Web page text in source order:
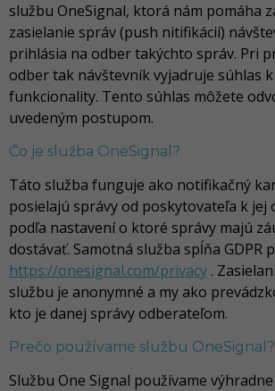
službu OneSignal, ktorá nám pomáha
zasielanie správ (push nitifikácií)
prihlásia na odber takýchto správ. Pri
odber tak návštevník vyjadruje súhlas
funkcionality. Tento súhlas môžete
uvedeným postupom.
Čo je služba OneSignal?
Táto služba funguje ako notifikačný
posielajú správy od poskytovateľa k jej
podľa nastavení o ktoré správy majú
dostávať. Samotná služba spĺňa GDPR
https://onesignal.com/privacy .
službu je anonymné a my ako
kto je danej správy odberateľom.
Prečo používame službu OneSignal?
Službu One Signal používame